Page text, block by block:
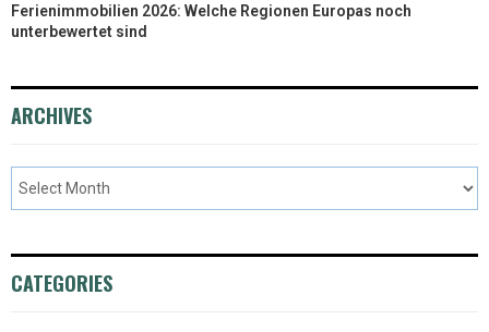
Ferienimmobilien 2026: Welche Regionen Europas noch
unterbewertet sind
ARCHIVES
CATEGORIES